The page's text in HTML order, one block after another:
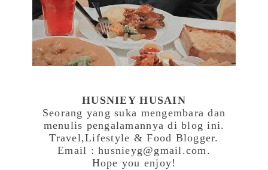
HUSNIEY HUSAIN
Seorang yang suka mengembara dan
menulis pengalamannya di blog ini.
Travel,Lifestyle & Food Blogger.
Email : husnieyg@gmail.com.
Hope you enjoy!